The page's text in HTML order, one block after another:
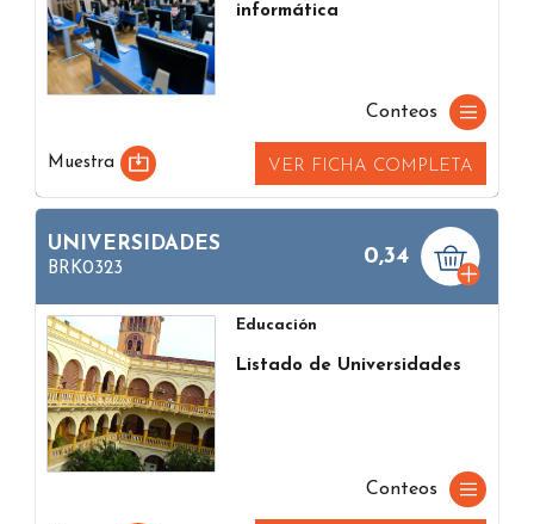
informática
Conteos
Muestra VER FICHA COMPLETA
UNIVERSIDADES
BRK0323
0,34
Educación
Listado de Universidades
Conteos